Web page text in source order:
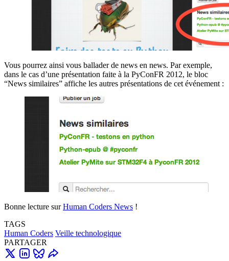
Vous pourrez ainsi vous ballader de news en news. Par exemple,
dans le cas d’une présentation faite à la PyConFR 2012, le bloc
“News similaires” affiche les autres présentations de cet événement :
Bonne lecture surHuman Coders News !
TAGS
Human Coders Veille technologique
PARTAGER